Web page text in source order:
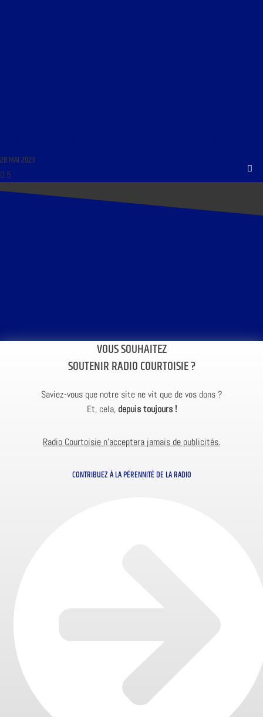
28 MAI 2023
VOUS SOUHAITEZ
SOUTENIR RADIO COURTOISIE ?
Saviez-vous que notre site ne vit que de vos dons ?
Et, cela, depuis toujours !
Radio Courtoisie n’acceptera jamais de publicités.
CONTRIBUEZ À LA PÉRENNITÉ DE LA RADIO